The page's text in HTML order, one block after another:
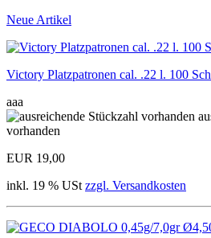
Neue Artikel
Victory Platzpatronen cal. .22 l. 100
aaa
vorhanden
EUR 19,00
inkl. 19 % USt zzgl. Versandkosten